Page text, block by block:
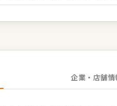
緒に、一歩ずつ成長していきま
企業・店舗情